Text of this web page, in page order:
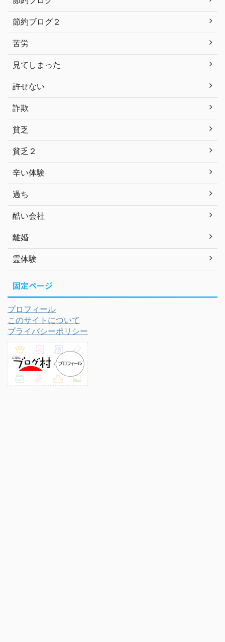
節約ブログ２
苦労
見てしまった
許せない
詐欺
貧乏
貧乏２
辛い体験
過ち
酷い会社
離婚
霊体験
固定ページ
プロフィール
このサイトについて
プライバシーポリシー